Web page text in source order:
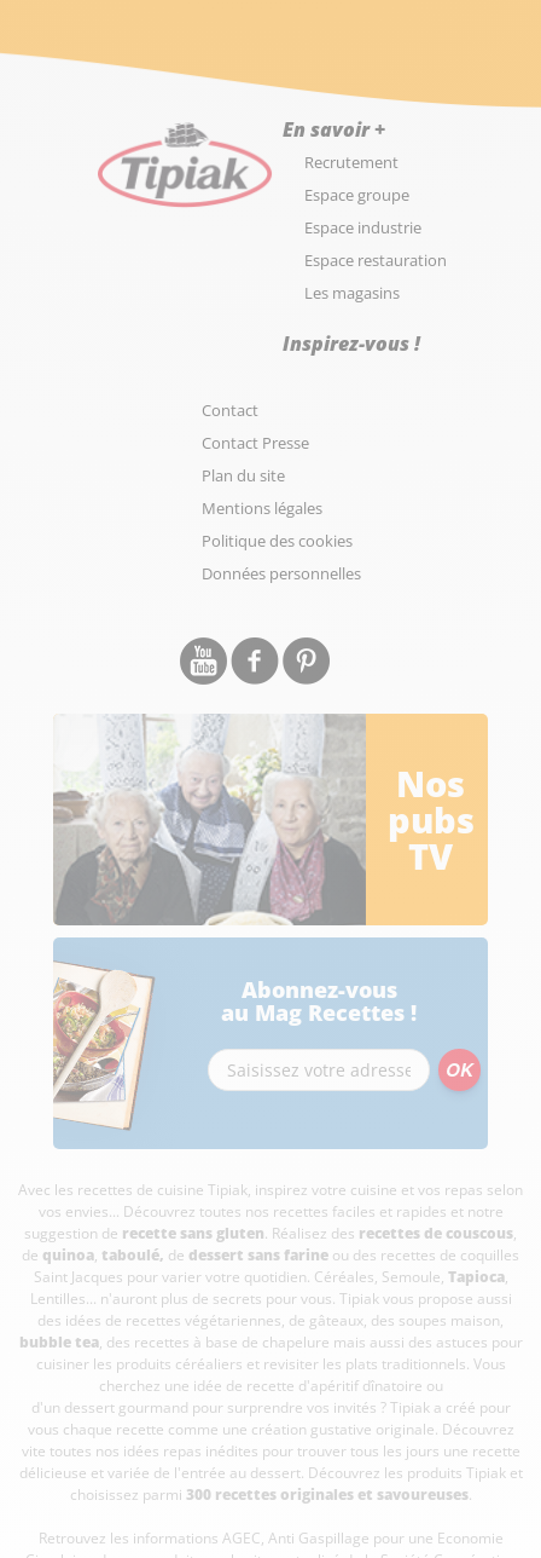
En savoir +
Recrutement
Espace groupe
Espace industrie
Espace restauration
Les magasins
Inspirez-vous !
Contact
Contact Presse
Plan du site
Mentions légales
Politique des cookies
Données personnelles
Nos
pubs
TV
Abonnez-vous
au Mag Recettes !
Avec les recettes de cuisine Tipiak, inspirez votre cuisine et vos repas selon
vos envies... Découvrez toutes nos recettes faciles et rapides et notre
suggestion de recette sans gluten. Réalisez des recettes de couscous,
de quinoa, taboulé, de dessert sans farine ou des recettes de coquilles
Saint Jacques pour varier votre quotidien. Céréales, Semoule, Tapioca,
Lentilles... n'auront plus de secrets pour vous. Tipiak vous propose aussi
des idées de recettes végétariennes, de gâteaux, des soupes maison,
bubble tea, des recettes à base de chapelure mais aussi des astuces pour
cuisiner les produits céréaliers et revisiter les plats traditionnels. Vous
cherchez une idée de recette d'apéritif dînatoire ou
d'un dessert gourmand pour surprendre vos invités ? Tipiak a créé pour
vous chaque recette comme une création gustative originale. Découvrez
vite toutes nos idées repas inédites pour trouver tous les jours une recette
délicieuse et variée de l'entrée au dessert. Découvrez les produits Tipiak et
choisissez parmi 300 recettes originales et savoureuses.
Retrouvez les informations AGEC, Anti Gaspillage pour une Economie